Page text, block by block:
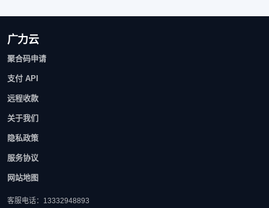
广力云
聚合码申请
支付 API
远程收款
关于我们
隐私政策
服务协议
网站地图
客服电话：13332948893